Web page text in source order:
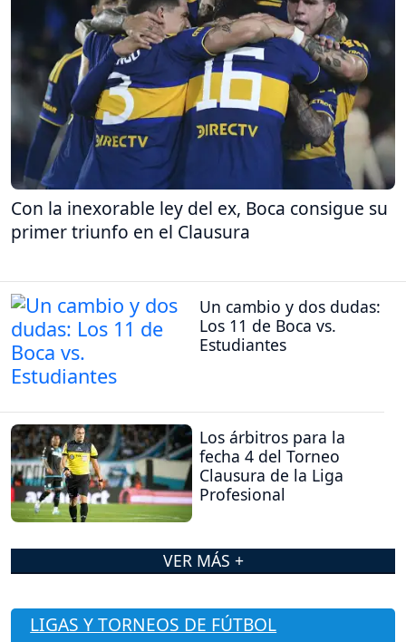
Con la inexorable ley del ex, Boca consigue su
primer triunfo en el Clausura
Un cambio y dos dudas:
Los 11 de Boca vs.
Estudiantes
Los árbitros para la
fecha 4 del Torneo
Clausura de la Liga
Profesional
VER MÁS +
LIGAS Y TORNEOS DE FÚTBOL